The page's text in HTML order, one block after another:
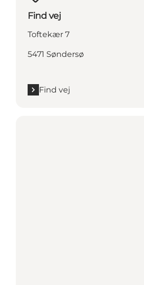
Find vej
Toftekær 7
5471 Søndersø
Find vej